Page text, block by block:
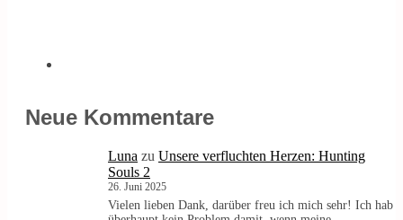
Neue Kommentare
Luna zu Unsere verfluchten Herzen: Hunting
Souls 2
26. Juni 2025
Vielen lieben Dank, darüber freu ich mich sehr! Ich hab